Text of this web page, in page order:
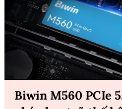
Biwin M560 PCIe